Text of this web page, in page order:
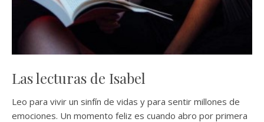
Las lecturas de Isabel
Leo para vivir un sinfín de vidas y para sentir millones de
emociones. Un momento feliz es cuando abro por primera